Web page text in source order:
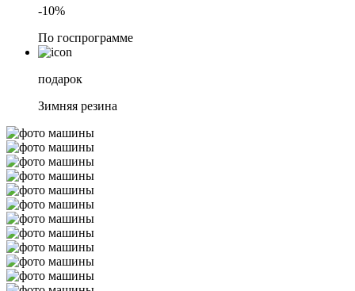
-10%
По госпрограмме
подарок
Зимняя резина